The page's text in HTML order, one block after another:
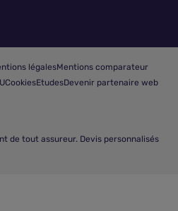
légalesMentions comparateur
CookiesEtudesDevenir partenaire web
de tout assureur. Devis personnalisés